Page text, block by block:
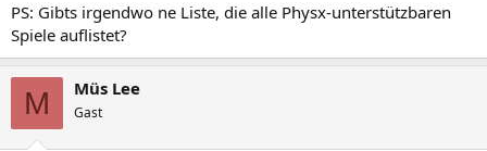
PS: Gibts irgendwo ne Liste, die alle Physx-unterstützbaren
Spiele auflistet?
M Müs Lee
Gast